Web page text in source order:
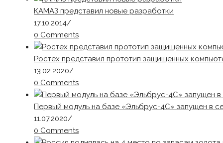
КАМАЗ представил новые разработки
17.10.2014/
0 Comments
Ростех представил прототип защищенных
13.02.2020/
0 Comments
Первый модуль на базе «Эльбрус-4С» запущен в
11.07.2020/
0 Comments